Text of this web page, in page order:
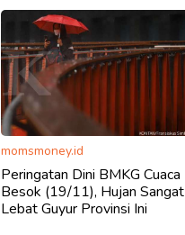
momsmoney.id
Peringatan Dini BMKG Cuaca
Besok (19/11), Hujan Sangat
Lebat Guyur Provinsi Ini